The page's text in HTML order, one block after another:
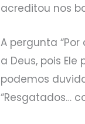
acreditou nos
A pergunta
a Deus, pois
podemos
“Resgatados…